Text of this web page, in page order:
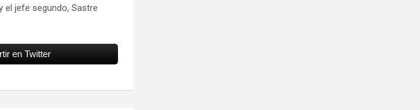
el jefe segundo, Sastre
en Twitter